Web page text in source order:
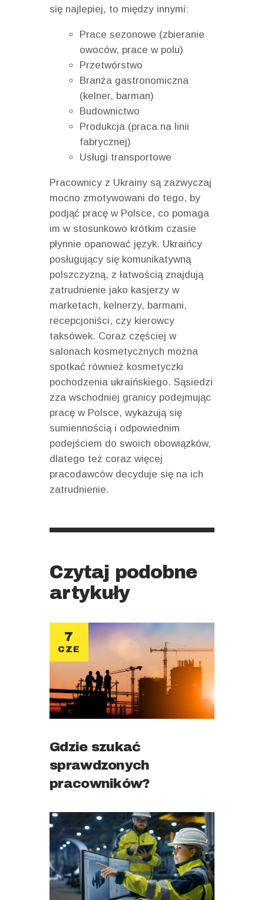
się najlepiej, to między innymi:
Prace sezonowe (zbieranie
owoców, prace w polu)
Przetwórstwo
Branża gastronomiczna
(kelner, barman)
Budownictwo
Produkcja (praca na linii
fabrycznej)
Usługi transportowe
Pracownicy z Ukrainy są zazwyczaj
mocno zmotywowani do tego, by
podjąć pracę w Polsce, co pomaga
im w stosunkowo krótkim czasie
płynnie opanować język. Ukraińcy
posługujący się komunikatywną
polszczyzną, z łatwością znajdują
zatrudnienie jako kasjerzy w
marketach, kelnerzy, barmani,
recepcjoniści, czy kierowcy
taksówek. Coraz częściej w
salonach kosmetycznych można
spotkać również kosmetyczki
pochodzenia ukraińskiego. Sąsiedzi
zza wschodniej granicy podejmując
pracę w Polsce, wykazują się
sumiennością i odpowiednim
podejściem do swoich obowiązków,
dlatego też coraz więcej
pracodawców decyduje się na ich
zatrudnienie.
Czytaj podobne
artykuły
7
CZE
Gdzie szukać
sprawdzonych
pracowników?